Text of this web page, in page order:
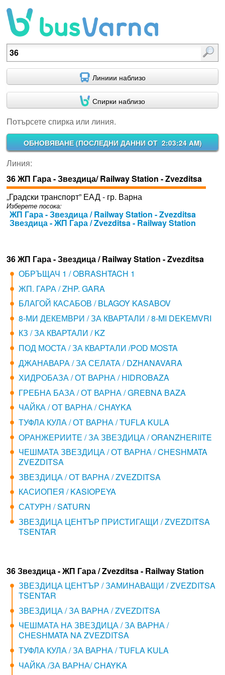
Потърсете спирка или линия.
Линиии наблизо
Спирки наблизо
Потърсете спирка или линия.
ОБНОВЯВАНЕ (ПОСЛЕДНИ ДАННИ ОТ 2:03:24 AM)
Линия:
36 ЖП Гара - Звездица/ Railway Station - Zvezditsa
„Градски транспорт” ЕАД - гр. Варна
Изберете посока:
ЖП Гара - Звездица / Railway Station - Zvezditsa
Звездица - ЖП Гара / Zvezditsa - Railway Station
36 ЖП Гара - Звездица / Railway Station - Zvezditsa
ОБРЪЩАЧ 1 / OBRASHTACH 1
ЖП. ГАРА / ZHP. GARA
БЛАГОЙ КАСАБОВ / BLAGOY KASABOV
8-МИ ДЕКЕМВРИ / ЗА КВАРТАЛИ / 8-MI DEKEMVRI
КЗ / ЗА КВАРТАЛИ / KZ
ПОД МОСТА / ЗА КВАРТАЛИ /POD MOSTA
ДЖАНАВАРА / ЗА СЕЛАТА / DZHANAVARA
ХИДРОБАЗА / ОТ ВАРНА / HIDROBAZA
ГРЕБНА БАЗА / ОТ ВАРНА / GREBNA BAZA
ЧАЙКА / ОТ ВАРНА / CHAYKA
ТУФЛА КУЛА / ОТ ВАРНА / TUFLA KULA
ОРАНЖЕРИИТЕ / ЗА ЗВЕЗДИЦА / ORANZHERIITE
ЧЕШМАТА ЗВЕЗДИЦА / ОТ ВАРНА / CHESHMATA
ZVEZDITSA
ЗВЕЗДИЦА / ОТ ВАРНА / ZVEZDITSA
КАСИОПЕЯ / KASIOPEYA
САТУРН / SATURN
ЗВЕЗДИЦА ЦЕНТЪР ПРИСТИГАЩИ / ZVEZDITSA
TSENTAR
36 Звездица - ЖП Гара / Zvezditsa - Railway Station
ЗВЕЗДИЦА ЦЕНТЪР / ЗАМИНАВАЩИ / ZVEZDITSA
TSENTAR
ЗВЕЗДИЦА / ЗА ВАРНА / ZVEZDITSA
ЧЕШМАТА НА ЗВЕЗДИЦА / ЗА ВАРНА /
CHESHMATA NA ZVEZDITSA
ТУФЛА КУЛА / ЗА ВАРНА / TUFLA KULA
ЧАЙКА /ЗА ВАРНА/ CHAYKA